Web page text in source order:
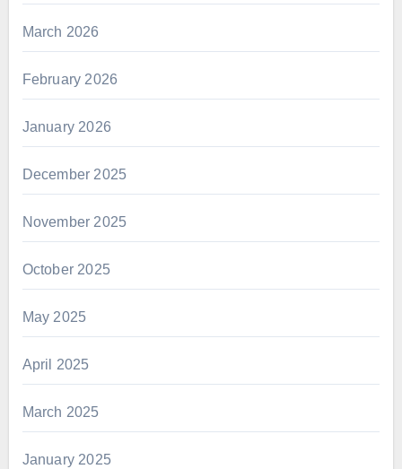
March 2026
February 2026
January 2026
December 2025
November 2025
October 2025
May 2025
April 2025
March 2025
January 2025